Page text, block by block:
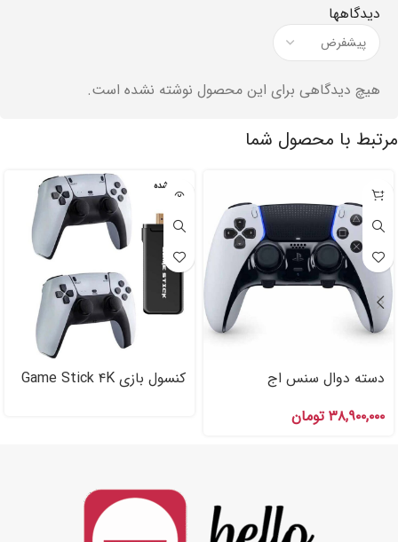
دیدگاهها
هیچ دیدگاهی برای این محصول نوشته نشده است.
مرتبط با محصول شما
دسته دوال سنس اج
۳۸,۹۰۰,۰۰۰ تومان
تمام شده
کنسول بازی Game Stick ۴K